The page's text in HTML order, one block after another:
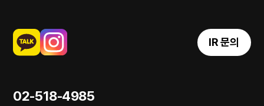
IR 문의
02-518-4985